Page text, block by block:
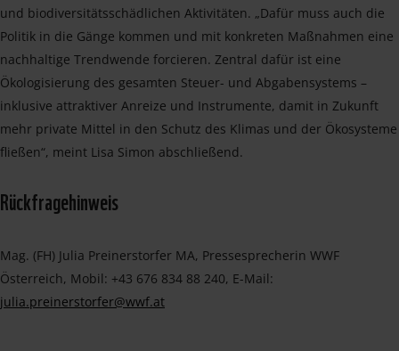
und biodiversitätsschädlichen Aktivitäten. „Dafür muss auch die
Politik in die Gänge kommen und mit konkreten Maßnahmen eine
nachhaltige Trendwende forcieren. Zentral dafür ist eine
Ökologisierung des gesamten Steuer- und Abgabensystems –
inklusive attraktiver Anreize und Instrumente, damit in Zukunft
mehr private Mittel in den Schutz des Klimas und der Ökosysteme
fließen“, meint Lisa Simon abschließend.
Rückfragehinweis
Mag. (FH) Julia Preinerstorfer MA, Pressesprecherin WWF
Österreich, Mobil: +43 676 834 88 240, E-Mail:
julia.preinerstorfer@wwf.at